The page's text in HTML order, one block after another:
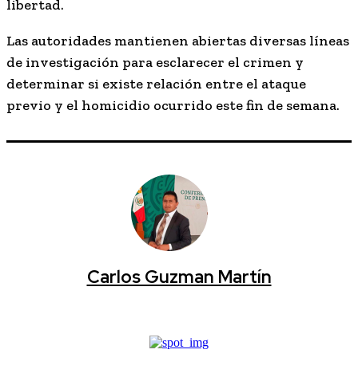
libertad.
Las autoridades mantienen abiertas diversas líneas
de investigación para esclarecer el crimen y
determinar si existe relación entre el ataque
previo y el homicidio ocurrido este fin de semana.
Carlos Guzman Martín